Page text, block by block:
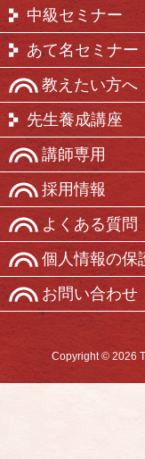
中級セミナー
あて名セミナー
教えたい方へ
先生養成講座
講師専用
採用情報
よくある質問
個人情報の保
お問い合わせ
Copyright © 2026